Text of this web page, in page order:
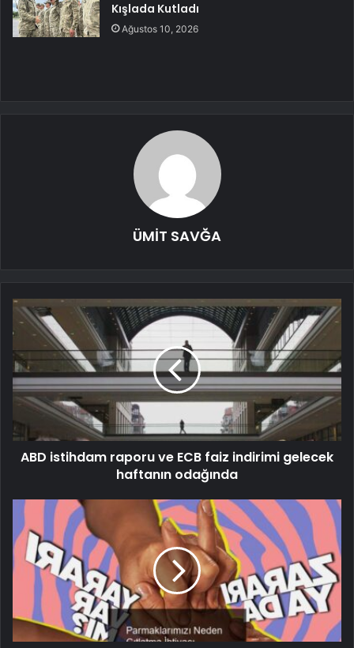
Kışlada Kutladı
Ağustos 10, 2026
ÜMİT SAVĞA
ABD istihdam raporu ve ECB faiz indirimi gelecek
haftanın odağında